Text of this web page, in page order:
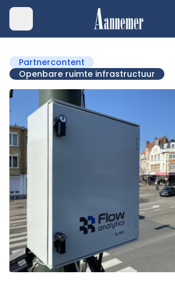
Partnercontent
Openbare ruimte infrastructuur